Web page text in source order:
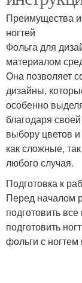
Преимущества
ногтей
Фольга для
материалом
Она позволяет
дизайны,
особенно
благодаря
выбору цветов
как сложные,
любого случая.
Подготовка к
Перед началом
подготовить
подготовить
фольги с